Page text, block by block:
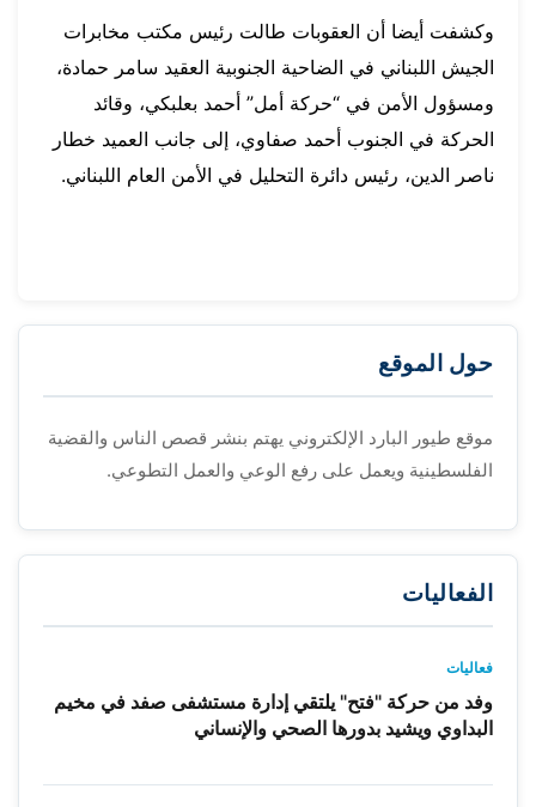
وكشفت أيضا أن العقوبات طالت رئيس مكتب مخابرات
الجيش اللبناني في الضاحية الجنوبية العقيد سامر حمادة،
ومسؤول الأمن في “حركة أمل” أحمد بعلبكي، وقائد
الحركة في الجنوب أحمد صفاوي، إلى جانب العميد خطار
ناصر الدين، رئيس دائرة التحليل في الأمن العام اللبناني.
حول الموقع
موقع طيور البارد الإلكتروني يهتم بنشر قصص الناس والقضية
الفلسطينية ويعمل على رفع الوعي والعمل التطوعي.
الفعاليات
فعاليات
وفد من حركة "فتح" يلتقي إدارة مستشفى صفد في مخيم
البداوي ويشيد بدورها الصحي والإنساني